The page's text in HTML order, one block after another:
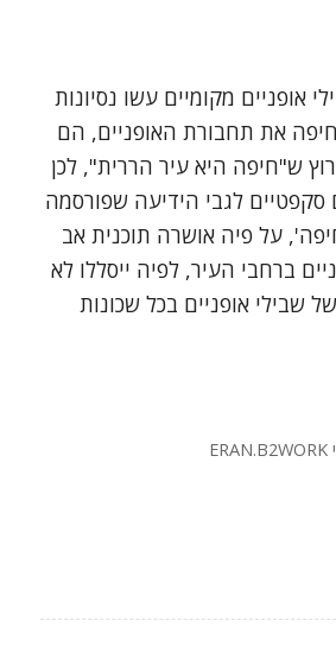
אופניים מקומיים עשו נסיונות
את תחבורת האופניים, הם
ש"חיפה היא עיר הררית", לכן
סקפטיים לגבי הידיעה שפורסמה
על פיה אושרה תוכנית אב
ברחבי העיר, לפיה ייסללו לא
185 ק"מ של שבילי אופניים בכל שכונות
ERAN.B2WORK